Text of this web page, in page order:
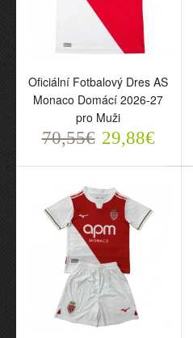
AS Monaco Domácí
2026-27 pro Muži
70,55€
Oficiální Fotbalový Dres
Oficiální Fotbalový Dres AS
Monaco Domácí 2026-27
pro Muži
70,55€ 29,88€